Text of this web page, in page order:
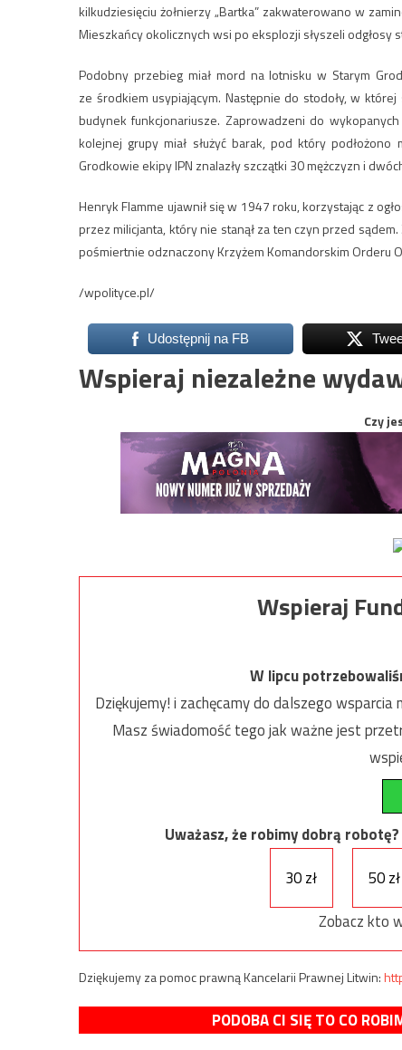
kilkudziesięciu żołnierzy „Bartka” zakwaterowano w
Mieszkańcy okolicznych wsi po eksplozji słyszeli odgłosy
Podobny przebieg miał mord na lotnisku w Starym
ze środkiem usypiającym. Następnie do stodoły, w
budynek funkcjonariusze. Zaprowadzeni do
kolejnej grupy miał służyć barak, pod który
Grodkowie ekipy IPN znalazły szczątki 30 mężczyzn i
Henryk Flamme ujawnił się w 1947 roku, korzystając z
przez milicjanta, który nie stanął za ten czyn przed
pośmiertnie odznaczony Krzyżem Komandorskim Orderu
/wpolityce.pl/
Udostępnij na FB
Wspieraj niezależne
Czy
Wspieraj
W lipcu
Dziękujemy! i zachęcamy do dalszego wsparcia
Masz świadomość tego jak ważne jest
Uważasz, że robimy dobrą
30 zł
50 zł
Zobacz kto
Dziękujemy za pomoc prawną Kancelarii Prawnej Litwin:
PODOBA CI SIĘ TO CO